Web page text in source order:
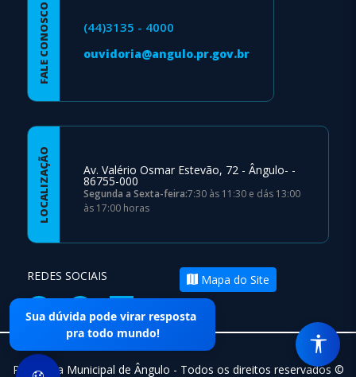
Sua dúvida pode virar resposta
pra todo mundo!
FALE CONOSCO (44)3135 - 4000
ouvidoria@angulo.pr.gov.br
LOCALIZAÇÃO Av. Valério Osmar Estevão, 72 - Ângulo- -
86755-000
Segunda a Sexta-feira:7:30 às 11:30 e dás 13:00
às 17:00 horas
REDES SOCIAIS Mapa do Site
Prefeitura Municipal de Ângulo - Todos os direitos reservados ©